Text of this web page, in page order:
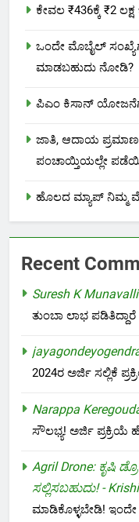
ಕೇವಲ ₹436ಕ್ಕೆ ₹2
ಒಂದೇ ಮೊಬೈಲ್
ಮಾಡಬಹುದು ನೋಡಿ?
ಪಿಎಂ ಕಿಸಾನ್ ಯೋಜನೆಗೆ
ಜಾತಿ, ಆದಾಯ ಪ್ರಮಾಣ
ಪಂಚಾಯ್ತಿಯಲ್ಲೇ
ಹೊಲದ ಮ್ಯಾಪ್ ನಿಮ್ಮ
Recent
Suresh K Munavalli
ತುಂಬಾ ಲಾಭ ಪಡಿತಿದ್ದಾರೆ
2024ರ ಅರ್ಜಿ ಸಲ್ಲಿಕೆ
Narappa
ಸೌಲಭ್ಯ! ಅರ್ಜಿ ಪ್ರಕ್ರಿಯೆ
Agril Drone: ಕೃಷಿ
ಸಲ್ಲಿಸಬಹುದು! -
ಮಾಡಿಕೊಳ್ಳಬೇಡಿ!